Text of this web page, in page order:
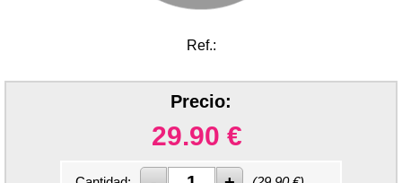
Ref.:
Precio:
29.90 €